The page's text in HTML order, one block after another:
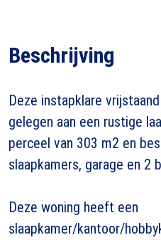
Beschrijving
Deze instapklare
gelegen aan een rustige
perceel van 303 m2 en
slaapkamers, garage en 2
Deze woning heeft een
slaapkamer/kantoor/